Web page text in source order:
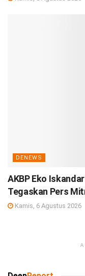
DENEWS
AKBP Eko
Tegaskan Pers
Kamis, 6 Agustus 2026